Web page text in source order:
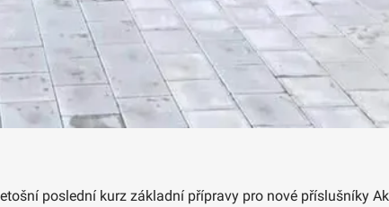
poslední kurz základní přípravy pro nové příslušníky